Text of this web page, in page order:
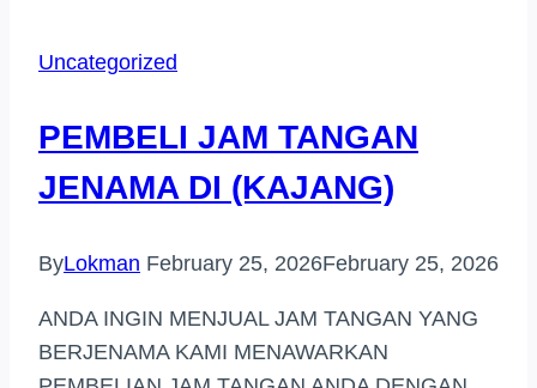
DI
MAJU
Uncategorized
PEMBELI JAM TANGAN
JENAMA DI (KAJANG)
ByLokman February 25, 2026February 25, 2026
ANDA INGIN MENJUAL JAM TANGAN YANG
BERJENAMA KAMI MENAWARKAN